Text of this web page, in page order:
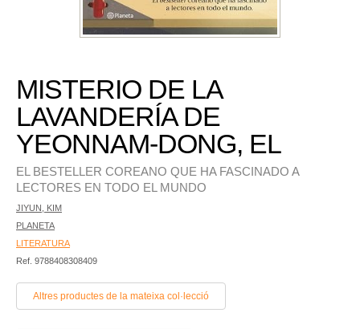
MISTERIO DE LA
LAVANDERÍA DE
YEONNAM-DONG, EL
EL BESTELLER COREANO QUE HA FASCINADO A
LECTORES EN TODO EL MUNDO
JIYUN, KIM
PLANETA
LITERATURA
Ref. 9788408308409
Altres productes de la mateixa col·lecció